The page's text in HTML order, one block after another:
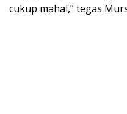
cukup mahal,” tegas